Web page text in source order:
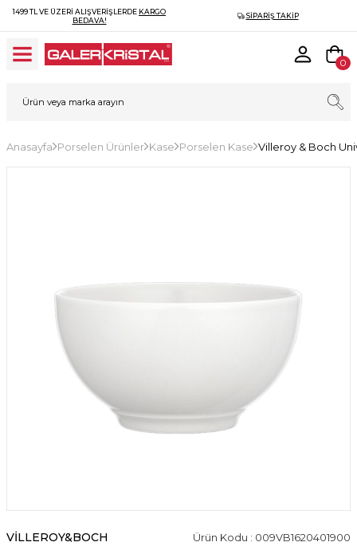
1499 TL VE ÜZERI ALIŞVERIŞLERDE KARGO
BEDAVA!
SIPARIŞ TAKIP
0
Anasayfa Porselen Ürünler Kase Porselen Kase Villeroy & Boch
VİLLEROY&BOCH Ürün Kodu : 009VB1620401900